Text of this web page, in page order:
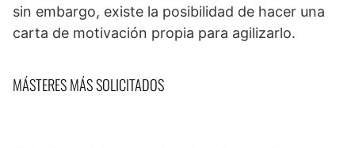
sin embargo, existe la posibilidad de hacer una
carta de motivación propia para agilizarlo.
MÁSTERES MÁS SOLICITADOS